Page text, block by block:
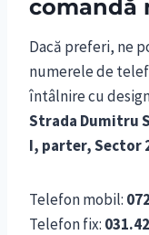
comandă
Dacă preferi, ne
numerele de
întâlnire cu
Strada Dumitru
I, parter, Sector
Telefon mobil:
Telefon fix: